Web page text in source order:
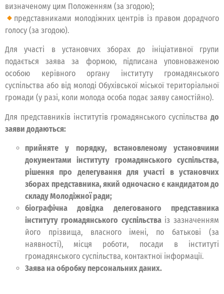
визначеному цим Положенням (за згодою);
представниками молодіжних центрів із правом дорадчого
голосу (за згодою).
Для участі в установчих зборах до ініціативної групи
подається заява за формою, підписана уповноваженою
особою керівного органу інституту громадянського
суспільства або від молоді Обухівської міської територіальної
громади (у разі, коли молода особа подає заяву самостійно).
Для представників інститутів громадянського суспільства до
заяви додаються:
прийняте у порядку, встановленому установчими
документами інституту громадянського суспільства,
рішення про делегування для участі в установчих
зборах представника, який одночасно є кандидатом до
складу Молодіжної ради;
біографічна довідка делегованого представника
інституту громадянського суспільства із зазначенням
його прізвища, власного імені, по батькові (за
наявності), місця роботи, посади в інституті
громадянського суспільства, контактної інформації.
Заява на обробку персональних даних.